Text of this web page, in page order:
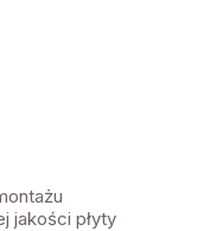
jakości płyty